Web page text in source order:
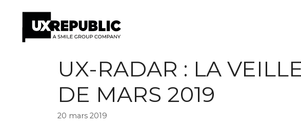
UX-RADAR : LA
DE MARS 2019
20 mars 2019